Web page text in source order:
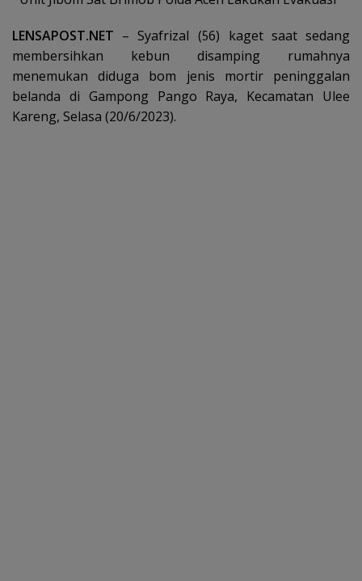
LENSAPOST.NET – Syafrizal (56) kaget saat sedang
membersihkan kebun disamping rumahnya
menemukan diduga bom jenis mortir peninggalan
belanda di Gampong Pango Raya, Kecamatan Ulee
Kareng, Selasa (20/6/2023).